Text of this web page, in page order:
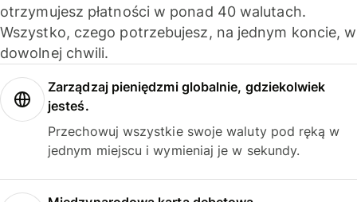
otrzymujesz płatności w ponad 40 walutach.
Wszystko, czego potrzebujesz, na jednym koncie, w
dowolnej chwili.
Zarządzaj pieniędzmi globalnie, gdziekolwiek
jesteś.
Przechowuj wszystkie swoje waluty pod ręką w
jednym miejscu i wymieniaj je w sekundy.